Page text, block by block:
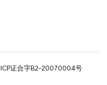
ICP证合字B2-20070004号